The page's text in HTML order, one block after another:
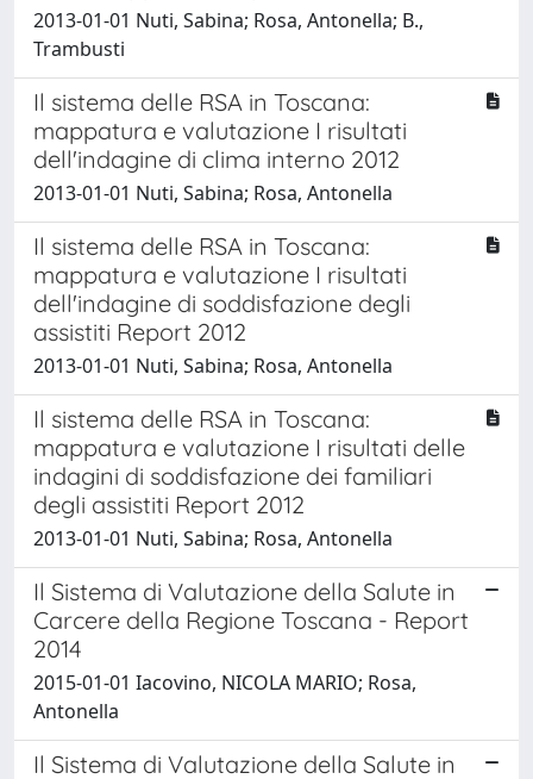
2013-01-01 Nuti, Sabina; Rosa, Antonella; B.,
Trambusti
Il sistema delle RSA in Toscana:
mappatura e valutazione I risultati
dell'indagine di clima interno 2012
2013-01-01 Nuti, Sabina; Rosa, Antonella
Il sistema delle RSA in Toscana:
mappatura e valutazione I risultati
dell'indagine di soddisfazione degli
assistiti Report 2012
2013-01-01 Nuti, Sabina; Rosa, Antonella
Il sistema delle RSA in Toscana:
mappatura e valutazione I risultati delle
indagini di soddisfazione dei familiari
degli assistiti Report 2012
2013-01-01 Nuti, Sabina; Rosa, Antonella
Il Sistema di Valutazione della Salute in
Carcere della Regione Toscana - Report
2014
2015-01-01 Iacovino, NICOLA MARIO; Rosa,
Antonella
Il Sistema di Valutazione della Salute in